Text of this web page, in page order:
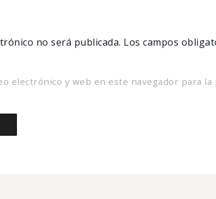
no será publicada. Los campos
electrónico y web en este navegador para la